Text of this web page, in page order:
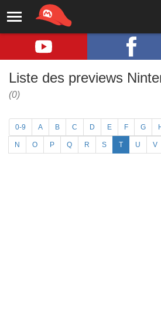
Liste des previews
(0)
0-9 A B C D E F G
N O P Q R S T U V